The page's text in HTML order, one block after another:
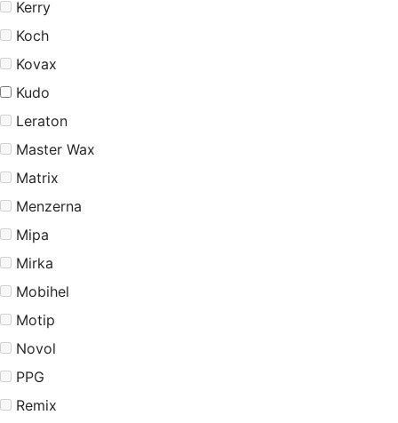
Kerry
Koch
Kovax
Kudo
Leraton
Master Wax
Matrix
Menzerna
Mipa
Mirka
Mobihel
Motip
Novol
PPG
Remix